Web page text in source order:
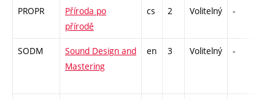
PROPR
Příroda po
přírodě
cs 2 Volitelný -
SODM
Sound Design and
Mastering
en 3 Volitelný -